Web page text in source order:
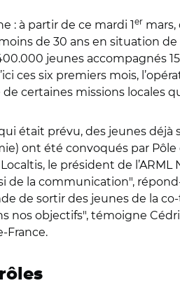
: à partir de ce mardi 1er mars,
moins de 30 ans en situation
jeunes accompagnés
ces six premiers mois,
certaines missions
était prévu, des jeunes déjà
ont été convoqués par
le président de
de la communication",
de sortir des jeunes de la
nos objectifs", témoigne
France.